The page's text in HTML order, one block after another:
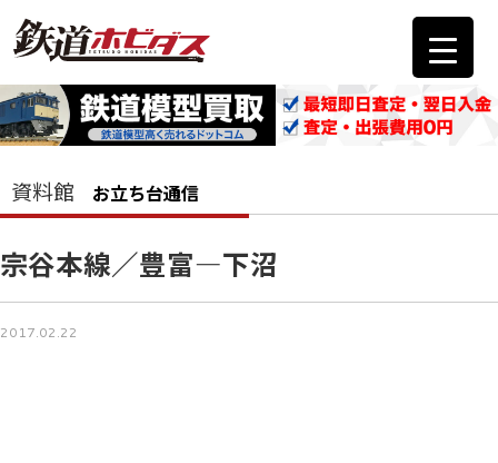
資料館 お立ち台通信
宗谷本線／豊富―下沼
2017.02.22